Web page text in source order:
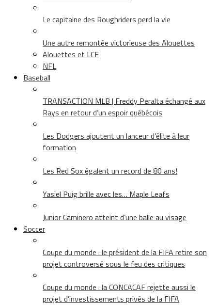
Le capitaine des Roughriders perd la vie
Une autre remontée victorieuse des Alouettes
Alouettes et LCF
NFL
Baseball
TRANSACTION MLB | Freddy Peralta échangé aux
Rays en retour d’un espoir québécois
Les Dodgers ajoutent un lanceur d’élite à leur
formation
Les Red Sox égalent un record de 80 ans!
Yasiel Puig brille avec les… Maple Leafs
Junior Caminero atteint d’une balle au visage
Soccer
Coupe du monde : le président de la FIFA retire son
projet controversé sous le feu des critiques
Coupe du monde : la CONCACAF rejette aussi le
projet d’investissements privés de la FIFA